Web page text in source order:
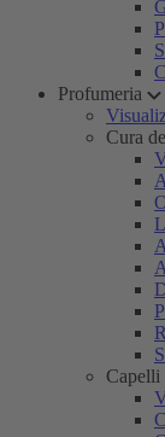
Profumeria
Cura
Capelli